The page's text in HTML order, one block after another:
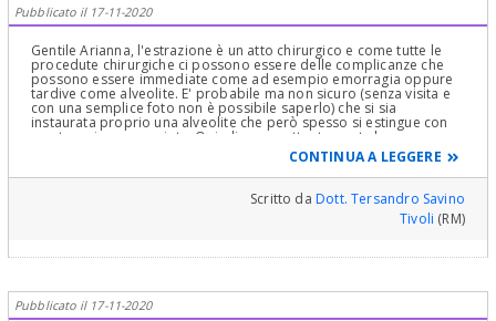
Pubblicato il 17-11-2020
Gentile Arianna, l'estrazione è un atto chirurgico e come tutte le
procedute chirurgiche ci possono essere delle complicanze che
possono essere immediate come ad esempio emorragia oppure
tardive come alveolite. E' probabile ma non sicuro (senza visita e
con una semplice foto non è possibile saperlo) che si sia
instaurata proprio una alveolite che però spesso si estingue con
una terapia appropriata. Quindi segua attentamente le
prescrizioni e i consigli di chi ha eseguito l'intervento che conosce
la sua situazione più di chiunque altro. Cordialmente
CONTINUA A LEGGERE
Scritto daDott. Tersandro Savino
Tivoli (RM)
Pubblicato il 17-11-2020